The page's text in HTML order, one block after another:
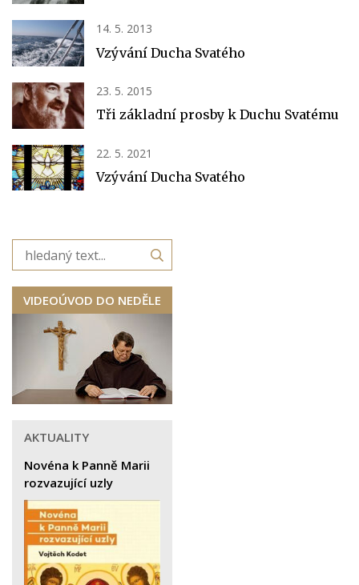
14. 5. 2013
Vzývání Ducha Svatého
23. 5. 2015
Tři základní prosby k Duchu Svatému
22. 5. 2021
Vzývání Ducha Svatého
VIDEOÚVOD DO NEDĚLE
AKTUALITY
Novéna k Panně Marii
rozvazující uzly